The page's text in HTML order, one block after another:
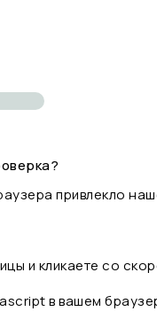
привлекло
и кликаете со
в вашем